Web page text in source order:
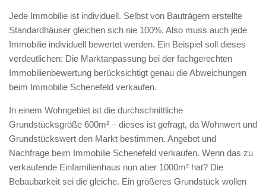
Jede Immobilie ist individuell. Selbst von Bauträgern erstellte
Standardhäuser gleichen sich nie 100%. Also muss auch jede
Immobilie individuell bewertet werden. Ein Beispiel soll dieses
verdeutlichen: Die Marktanpassung bei der fachgerechten
Immobilienbewertung berücksichtigt genau die Abweichungen
beim Immobilie Schenefeld verkaufen.
In einem Wohngebiet ist die durchschnittliche
Grundstücksgröße 600m² – dieses ist gefragt, da Wohnwert und
Grundstückswert den Markt bestimmen. Angebot und
Nachfrage beim Immobilie Schenefeld verkaufen. Wenn das zu
verkaufende Einfamilienhaus nun aber 1000m² hat? Die
Bebaubarkeit sei die gleiche. Ein größeres Grundstück wollen